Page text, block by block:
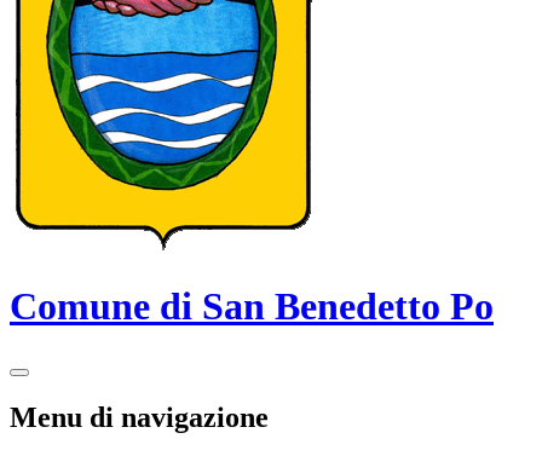
Comune di San Benedetto Po
Menu di navigazione